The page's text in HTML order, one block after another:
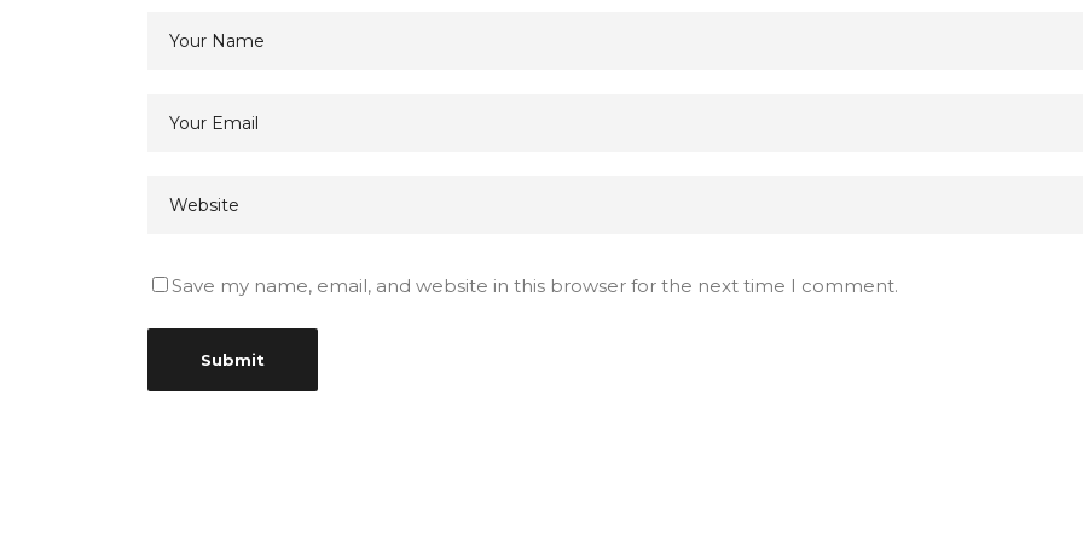
Save my name, email, and website in this browser for the next time I comment.